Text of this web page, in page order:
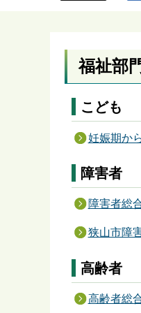
福祉部
こども
妊娠期か
障害者
障害者総
狭山市障
高齢者
高齢者総